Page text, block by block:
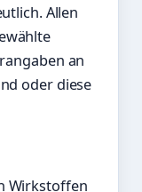
Allen
an
oder diese
Wirkstoffen